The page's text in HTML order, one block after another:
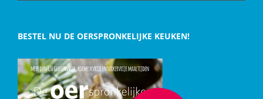
BESTEL NU DE OERSPRONKELIJKE KEUKEN!